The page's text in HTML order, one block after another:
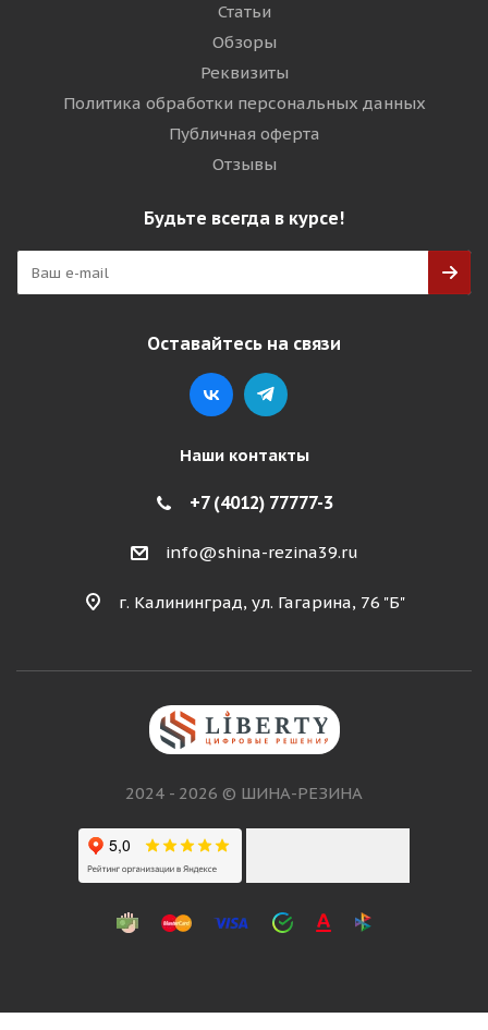
Статьи
Обзоры
Реквизиты
Политика обработки персональных данных
Публичная оферта
Отзывы
Будьте всегда в курсе!
Оставайтесь на связи
Наши контакты
+7 (4012) 77777-3
info@shina-rezina39.ru
г. Калининград, ул. Гагарина, 76 "Б"
2024 - 2026 © ШИНА-РЕЗИНА